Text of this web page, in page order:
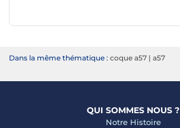
Dans la même thématique : coque a57 | a57
QUI SOMMES NOUS ?
Notre Histoire